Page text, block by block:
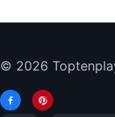
© 2026